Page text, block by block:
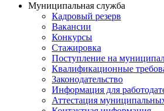
Муниципальная служба
Кадровый резерв
Вакансии
Конкурсы
Стажировка
Поступление на
Квалификационные
Законодательство
Информация для
Аттестация